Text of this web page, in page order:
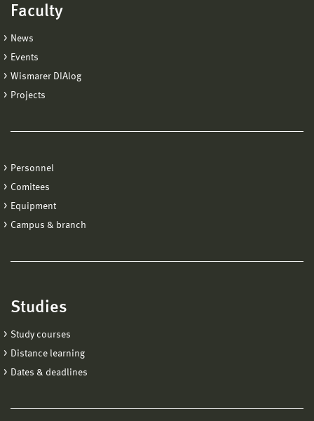
Faculty
News
Events
Wismarer DIAlog
Projects
Personnel
Comitees
Equipment
Campus & branch
Studies
Study courses
Distance learning
Dates & deadlines